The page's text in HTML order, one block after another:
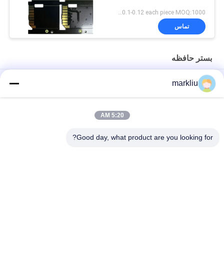
تماس
بستر حافظه
های حافظه
markliu
5:20 AM
Good day, what product are you looking for?